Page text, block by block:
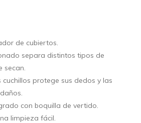
de cubiertos.
separa distintos tipos de
secan.
protege sus dedos y las
con boquilla de vertido.
limpieza fácil.